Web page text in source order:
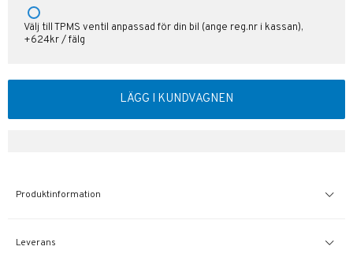
Välj till TPMS ventil anpassad för din bil (ange reg.nr i kassan),
+624kr / fälg
LÄGG I KUNDVAGNEN
Produktinformation
Leverans